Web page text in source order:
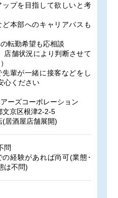
プを目指して欲しいと考
本部へのキャリアパスも
転勤希望も応相談
舗状況により判断させて
輩が一緒に接客などをし
心ください
ーズコーポレーション
区根津2-2-5
屋店舗展開)
問
の経験があれば尚可(業態･
は不問)